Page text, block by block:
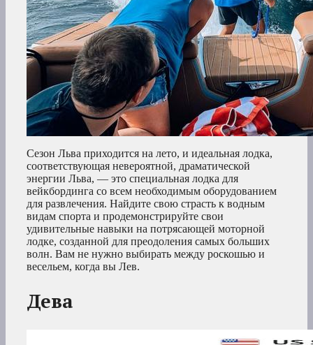
Сезон Льва приходится на лето, и идеальная лодка,
соответствующая невероятной, драматической
энергии Льва, — это специальная лодка для
вейкбординга со всем необходимым оборудованием
для развлечения. Найдите свою страсть к водным
видам спорта и продемонстрируйте свои
удивительные навыки на потрясающей моторной
лодке, созданной для преодоления самых больших
волн. Вам не нужно выбирать между роскошью и
весельем, когда вы Лев.
Дева